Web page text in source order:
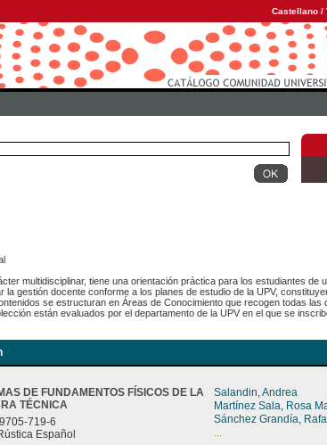
Castellano /
multidisciplinar, tiene una orientación práctica para los estudiantes de
la gestión docente conforme a los planes de estudio de la UPV,
se estructuran en Áreas de Conocimiento que recogen todas las
están evaluados por el departamento de la UPV en el que se
DE FUNDAMENTOS FÍSICOS DE LA
TÉCNICA
719-6
Español
Salandin, Andrea
Martínez Sala, Rosa
Sánchez Grandía,
...